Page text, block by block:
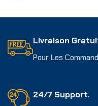
Livraison
Pour Les
24/7 Support.